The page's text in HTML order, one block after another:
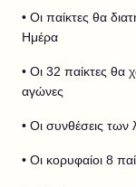
• Οι παίκτες θα
Ημέρα
• Οι 32 παίκτες θα
αγώνες
• Οι συνθέσεις
• Οι κορυφαίοι 8